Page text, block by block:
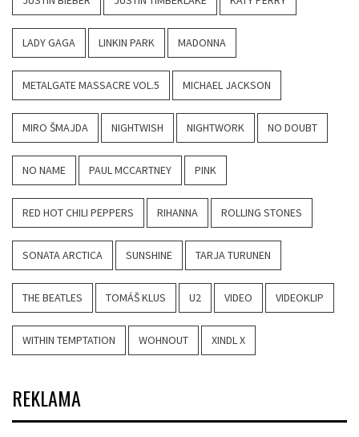
LADY GAGA LINKIN PARK MADONNA
METALGATE MASSACRE VOL.5 MICHAEL JACKSON
MIRO ŠMAJDA NIGHTWISH NIGHTWORK NO DOUBT
NO NAME PAUL MCCARTNEY PINK
RED HOT CHILI PEPPERS RIHANNA ROLLING STONES
SONATA ARCTICA SUNSHINE TARJA TURUNEN
THE BEATLES TOMÁŠ KLUS U2 VIDEO VIDEOKLIP
WITHIN TEMPTATION WOHNOUT XINDL X
REKLAMA